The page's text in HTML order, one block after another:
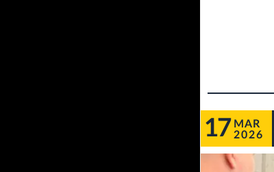
17 MAR
2026